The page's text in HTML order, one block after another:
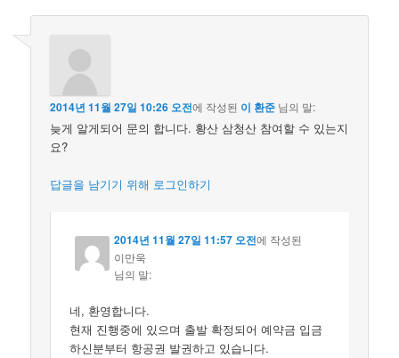
2014년 11월 27일 10:26 오전에 작성된 이 환준 님의 말:
늦게 알게되어 문의 합니다. 황산 삼청산 참여할 수 있는지
요?
답글을 남기기 위해 로그인하기
2014년 11월 27일 11:57 오전에 작성된
이만욱
님의 말:
네, 환영합니다.
현재 진행중에 있으며 출발 확정되어 예약금 입금
하신분부터 항공권 발권하고 있습니다.